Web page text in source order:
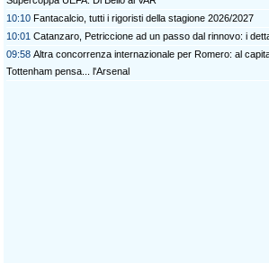
10:10 Fantacalcio, tutti i rigoristi della stagione 2026/2027
10:01 Catanzaro, Petriccione ad un passo dal rinnovo: i
09:58 Altra concorrenza internazionale per Romero: al
Tottenham pensa... l'Arsenal